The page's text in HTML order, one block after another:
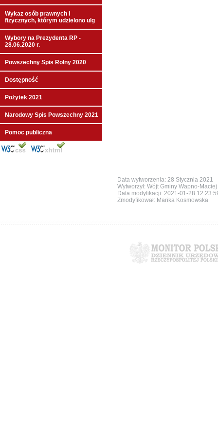
Wykaz osób prawnych i
fizycznych, którym udzielono ulg
Wybory na Prezydenta RP -
28.06.2020 r.
Powszechny Spis Rolny 2020
Dostępność
Pożytek 2021
Narodowy Spis Powszechny 2021
Pomoc publiczna
Data wytworzenia: 28 Stycznia 2021
Wytworzył: Wójt Gminy Wapno-
Data modyfikacji: 2021-01-28
Zmodyfikował: Marika Kosmowska